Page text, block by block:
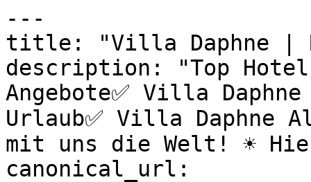
---
title: "Villa Daphne |
description: "Top
Angebote✅ Villa
Urlaub✅ Villa Daphne
mit uns die Welt! ☀️
canonical_url: